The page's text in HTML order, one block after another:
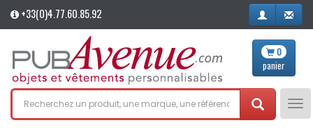
+33(0)4.77.60.85.92
0
panier